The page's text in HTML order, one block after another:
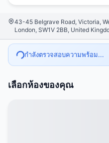
43-45 Belgrave Road, Victoria,
London, SW1V 2BB, United
กำลังตรวจสอบความพร้อม...
เลือกห้องของคุณ